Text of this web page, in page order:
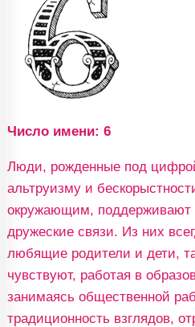
Число имени: 6
Люди, рожденные под
альтруизму и
окружающим, поддерживают
дружеские связи. Из них
любящие родители и дети,
чувствуют, работая в
занимаясь общественной
традиционность взглядов,